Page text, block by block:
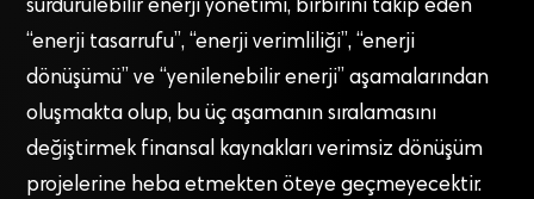
sürdürülebilir enerji yönetimi, birbirini takip eden
“enerji tasarrufu”, “enerji verimliliği”, “enerji
dönüşümü” ve “yenilenebilir enerji” aşamalarından
oluşmakta olup, bu üç aşamanın sıralamasını
değiştirmek finansal kaynakları verimsiz dönüşüm
projelerine heba etmekten öteye geçmeyecektir.